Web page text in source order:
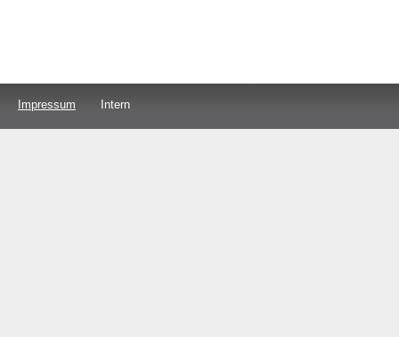
Impressum Intern